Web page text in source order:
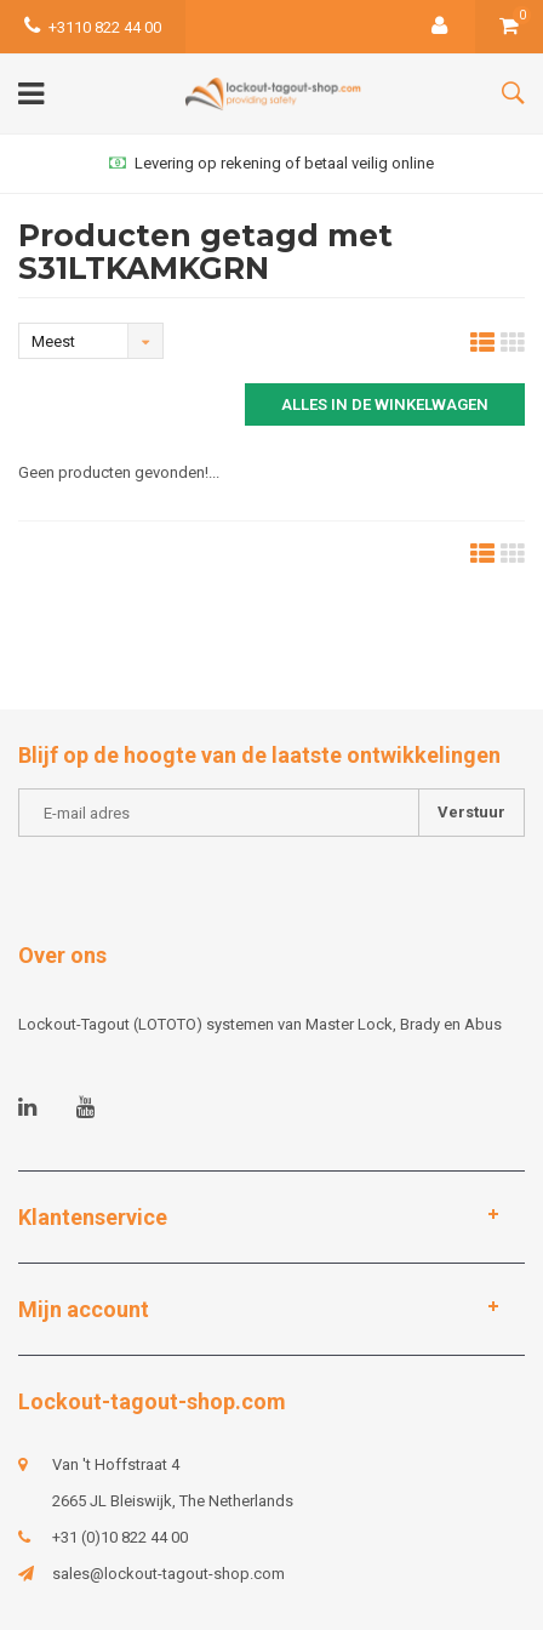
+3110 822 44 00
0
Levering op rekening of betaal veilig online
Producten getagd met
S31LTKAMKGRN
Meest
ALLES IN DE WINKELWAGEN
Geen producten gevonden!...
Blijf op de hoogte van de laatste ontwikkelingen
Verstuur
Over ons
Lockout-Tagout (LOTOTO) systemen van Master Lock, Brady en Abus
Klantenservice
Mijn account
Lockout-tagout-shop.com
Van 't Hoffstraat 4
2665 JL Bleiswijk, The Netherlands
+31 (0)10 822 44 00
sales@lockout-tagout-shop.com